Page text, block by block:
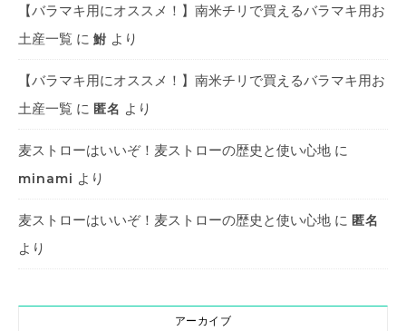
【バラマキ用にオススメ！】南米チリで買えるバラマキ用お
土産一覧 に 鮒 より
【バラマキ用にオススメ！】南米チリで買えるバラマキ用お
土産一覧 に 匿名 より
麦ストローはいいぞ！麦ストローの歴史と使い心地 に
minami より
麦ストローはいいぞ！麦ストローの歴史と使い心地 に 匿名
より
アーカイブ